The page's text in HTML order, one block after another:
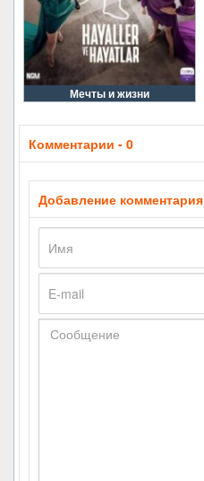
Мечты и жизни
Комментарии - 0
Добавление комментария